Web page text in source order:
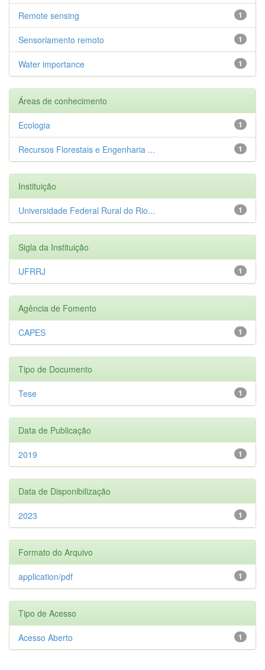
1
Remote sensing
1
Sensoriamento remoto
1
Water importance
Áreas de conhecimento
1
Ecologia
1
Recursos Florestais e Engenharia ...
Instituição
1
Universidade Federal Rural do Rio...
Sigla da Instituição
1
UFRRJ
Agência de Fomento
1
CAPES
Tipo de Documento
1
Tese
Data de Publicação
1
2019
Data de Disponibilização
1
2023
Formato do Arquivo
1
application/pdf
Tipo de Acesso
1
Acesso Aberto